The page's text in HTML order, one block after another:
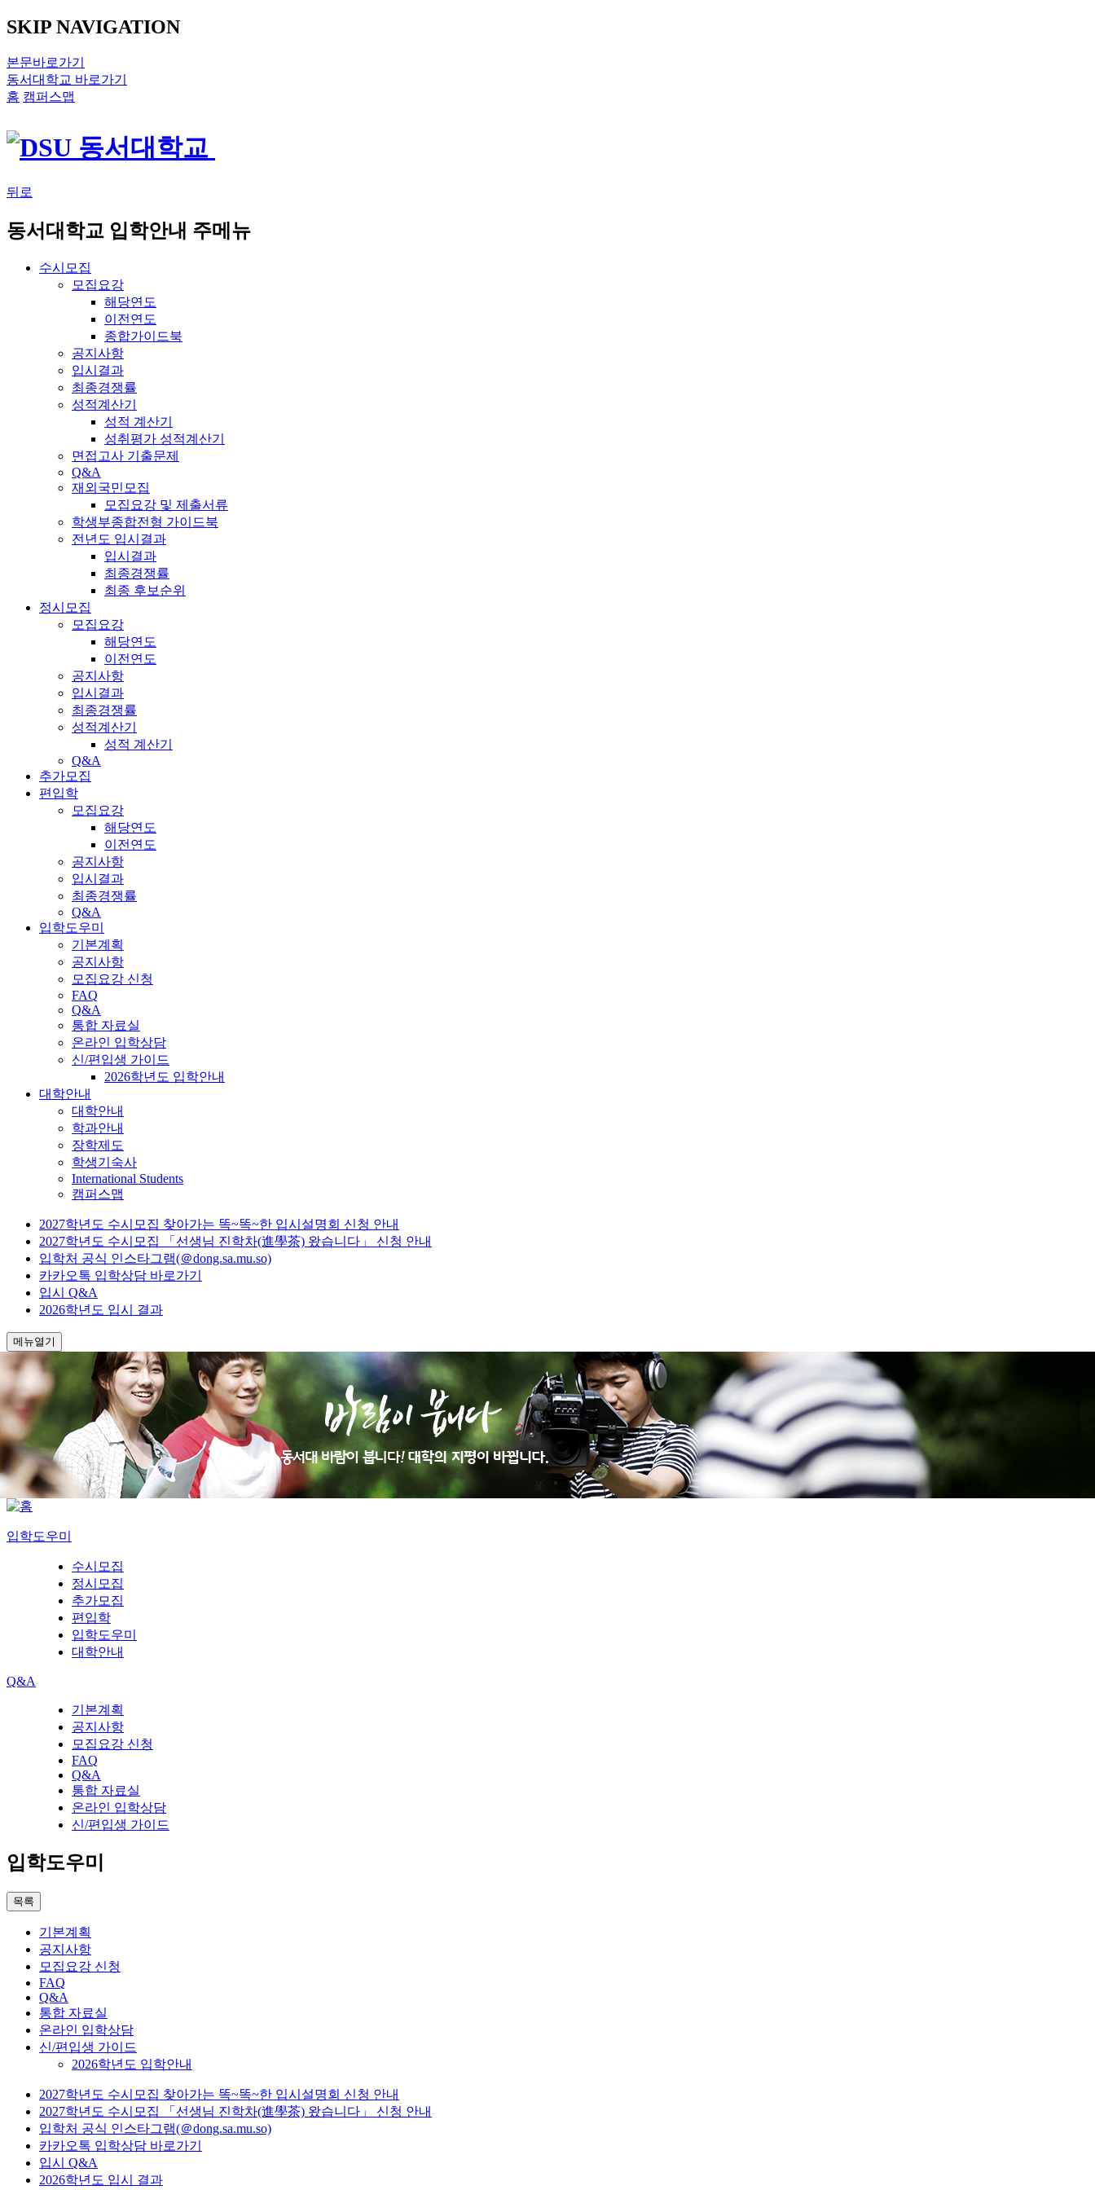
SKIP NAVIGATION
본문바로가기
동서대학교 바로가기
홈 캠퍼스맵
뒤로
동서대학교 입학안내 주메뉴
수시모집
모집요강
해당연도
이전연도
종합가이드북
공지사항
입시결과
최종경쟁률
성적계산기
성적 계산기
성취평가 성적계산기
면접고사 기출문제
Q&A
재외국민모집
모집요강 및 제출서류
학생부종합전형 가이드북
전년도 입시결과
입시결과
최종경쟁률
최종 후보순위
정시모집
모집요강
해당연도
이전연도
공지사항
입시결과
최종경쟁률
성적계산기
성적 계산기
Q&A
추가모집
편입학
모집요강
해당연도
이전연도
공지사항
입시결과
최종경쟁률
Q&A
입학도우미
기본계획
공지사항
모집요강 신청
FAQ
Q&A
통합 자료실
온라인 입학상담
신/편입생 가이드
2026학년도 입학안내
대학안내
대학안내
학과안내
장학제도
학생기숙사
International Students
캠퍼스맵
2027학년도 수시모집 찾아가는 똑~똑~한 입시설명회 신청 안내
2027학년도 수시모집 「선생님 진학차(進學茶) 왔습니다」 신청 안내
입학처 공식 인스타그램(＠dong.sa.mu.so)
카카오톡 입학상담 바로가기
입시 Q&A
2026학년도 입시 결과
메뉴열기
입학도우미
수시모집
정시모집
추가모집
편입학
입학도우미
대학안내
Q&A
기본계획
공지사항
모집요강 신청
FAQ
Q&A
통합 자료실
온라인 입학상담
신/편입생 가이드
입학도우미
목록
기본계획
공지사항
모집요강 신청
FAQ
Q&A
통합 자료실
온라인 입학상담
신/편입생 가이드
2026학년도 입학안내
2027학년도 수시모집 찾아가는 똑~똑~한 입시설명회 신청 안내
2027학년도 수시모집 「선생님 진학차(進學茶) 왔습니다」 신청 안내
입학처 공식 인스타그램(＠dong.sa.mu.so)
카카오톡 입학상담 바로가기
입시 Q&A
2026학년도 입시 결과